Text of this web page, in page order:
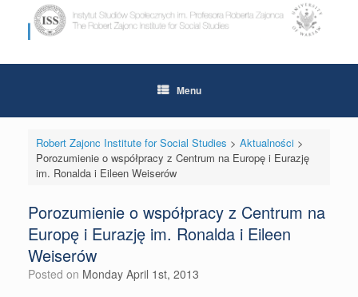
content
Menu
Robert Zajonc Institute for Social Studies > Aktualności>
Porozumienie o współpracy z Centrum na Europę i Eurazję
im. Ronalda i Eileen Weiserów
Porozumienie o współpracy z Centrum na
Europę i Eurazję im. Ronalda i Eileen
Weiserów
Posted on Monday April 1st, 2013